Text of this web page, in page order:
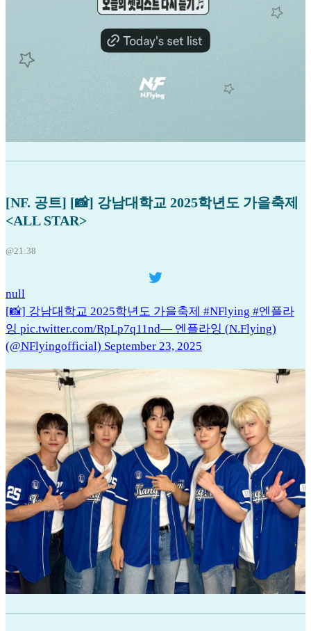
[NF. 공트] [📸] 강남대학교 2025학년도 가을축제
<ALL STAR>
@21:38
null
[📸] 강남대학교 2025학년도 가을축제 #NFlying #엔플라
잉 pic.twitter.com/RpLp7q11nd— 엔플라잉 (N.Flying)
(@NFlyingofficial) September 23, 2025